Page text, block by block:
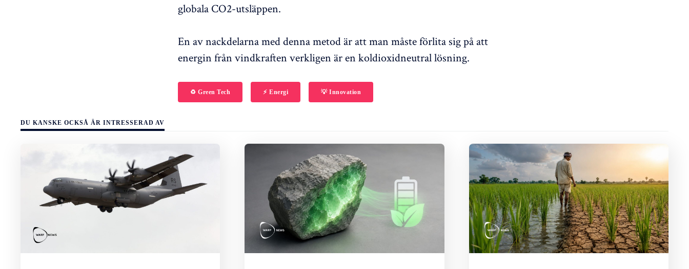
globala CO2-utsläppen.
En av nackdelarna med denna metod är att man måste förlita sig på att
energin från vindkraften verkligen är en koldioxidneutral lösning.
♻️ Green Tech ⚡️ Energi 💡 Innovation
DU KANSKE OCKSÅ ÄR INTRESSERAD AV